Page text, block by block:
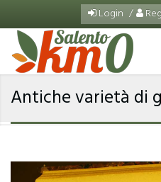
Salta al contenuto principale
Login
Antiche varietà di